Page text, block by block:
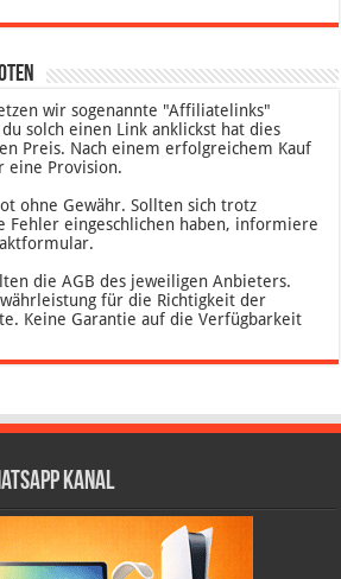
wir sogenannte "Affiliatelinks"
solch einen Link anklickst hat dies
Preis. Nach einem erfolgreichem Kauf
eine Provision.
ohne Gewähr. Sollten sich trotz
Fehler eingeschlichen haben, informiere
die AGB des jeweiligen Anbieters.
für die Richtigkeit der
Keine Garantie auf die Verfügbarkeit
Kanal